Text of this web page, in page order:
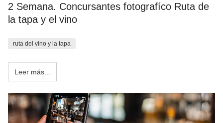
2 Semana. Concursantes fotografíco Ruta de
la tapa y el vino
ruta del vino y la tapa
Leer más...